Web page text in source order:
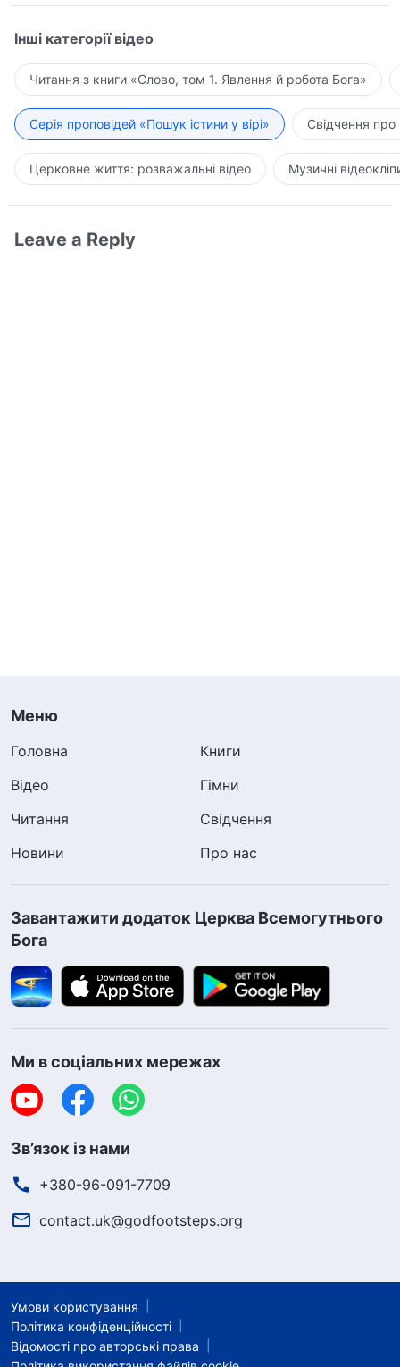
Інші категорії відео
Читання з книги «Слово, том 1. Явлення й робота Бога»
Серія проповідей «Пошук істини у вірі» Свідчення
Церковне життя: розважальні відео Музичні
Leave a Reply
Меню
Головна
Книги
Відео
Гімни
Читання
Свідчення
Новини
Про нас
Завантажити додаток Церква Всемогутнього
Бога
Ми в соціальних мережах
Зв’язок із нами
+380-96-091-7709
contact.uk@godfootsteps.org
Умови користування
Політика конфіденційності
Відомості про авторські права